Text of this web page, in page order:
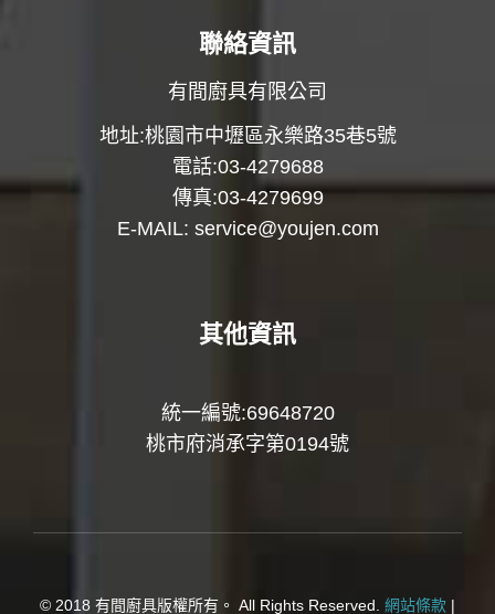
聯絡資訊
有間廚具有限公司
地址:桃園市中壢區永樂路35巷5號
電話:03-4279688
傳真:03-4279699
E-MAIL: service@youjen.com
其他資訊
統一編號:69648720
桃市府消承字第0194號
© 2018 有間廚具版權所有。 All Rights Reserved. 網站條款 |